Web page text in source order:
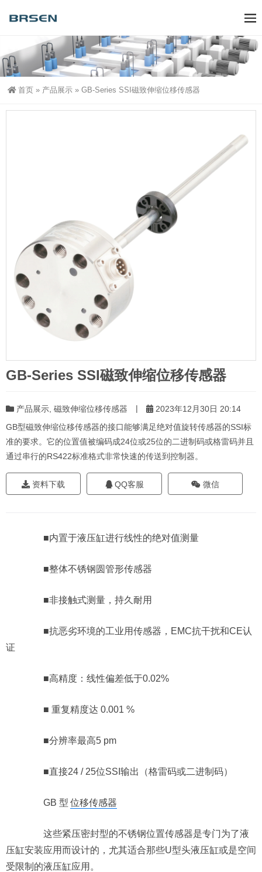
首页 » 产品展示 » GB-Series SSI磁致伸缩位移传感器
GB-Series SSI磁致伸缩位移传感器
产品展示 磁致伸缩位移传感器 |
2023年12月30日 20:14
GB型磁致伸缩位移传感器的接口能够满足绝对值旋转传感器的SSI标
准的要求。它的位置值被编码成24位或25位的二进制码或格雷码并且
通过串行的RS422标准格式非常快速的传送到控制器。
资料下载 QQ客服 微信
■内置于液压缸进行线性的绝对值测量
■整体不锈钢圆管形传感器
■非接触式测量，持久耐用
■抗恶劣环境的工业用传感器，EMC抗干扰和CE认
证
■高精度：线性偏差低于0.02%
■ 重复精度达 0.001 %
■分辨率最高5 pm
■直接24 / 25位SSI输出（格雷码或二进制码）
GB 型 位移传感器
这些紧压密封型的不锈钢位置传感器是专门为了液
压缸安装应用而设计的，尤其适合那些U型头液压缸或是空间
受限制的液压缸应用。